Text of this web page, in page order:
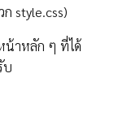
style.css)
น้าหลัก ๆ ที่ได้
บ